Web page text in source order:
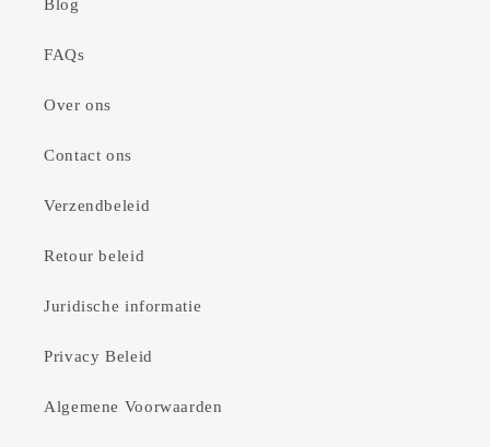
Blog
FAQs
Over ons
Contact ons
Verzendbeleid
Retour beleid
Juridische informatie
Privacy Beleid
Algemene Voorwaarden